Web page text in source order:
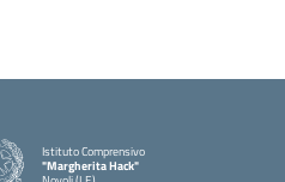
Istituto Comprensivo
"Margherita Hack"